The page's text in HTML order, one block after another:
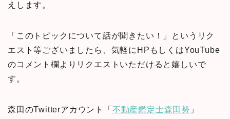
えします。
「このトピックについて話が聞きたい！」というリク
エスト等ございましたら、気軽にHPもしくはYouTube
のコメント欄よりリクエストいただけると嬉しいで
す。
森田のTwitterアカウント「 不動産鑑定士森田努 」